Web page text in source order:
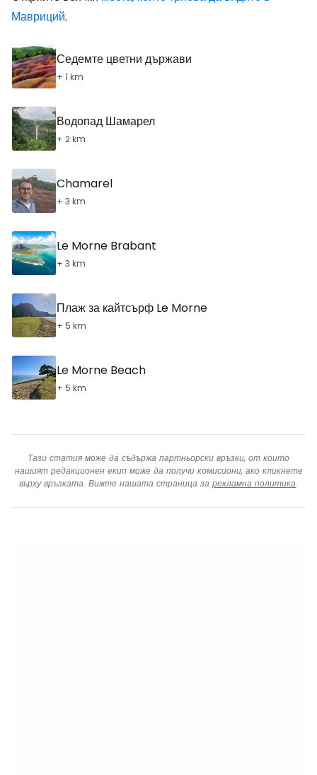
Мавриций.
Седемте цветни държави
+ 1 km
Водопад Шамарел
+ 2 km
Chamarel
+ 3 km
Le Morne Brabant
+ 3 km
Плаж за кайтсърф Le Morne
+ 5 km
Le Morne Beach
+ 5 km
Тази статия може да съдържа партньорски връзки, от които
нашият редакционен екип може да получи комисиони, ако кликнете
върху връзката. Вижте нашата страница за рекламна политика.